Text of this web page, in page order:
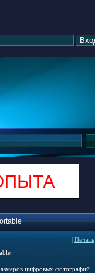
| Печать
цифровых фотографий